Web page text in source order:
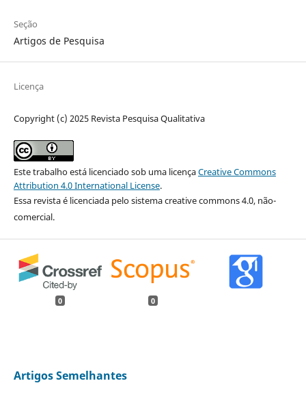
Seção
Artigos de Pesquisa
Licença
Copyright (c) 2025 Revista Pesquisa Qualitativa
Este trabalho está licenciado sob uma licençaCreative Commons
Attribution 4.0 International License.
Essa revista é licenciada pelo sistema creative commons 4.0, não-
comercial.
0 0
Artigos Semelhantes